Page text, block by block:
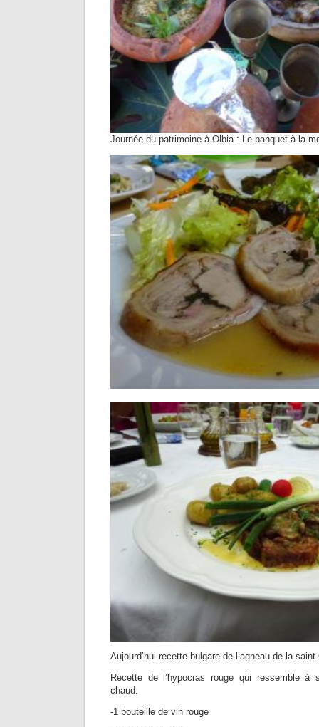
Journée du patrimoine à Olbia : Le banquet à la
Aujourd’hui recette bulgare de l’agneau de la saint
Recette de l’hypocras rouge qui ressemble à
chaud.
-1 bouteille de vin rouge